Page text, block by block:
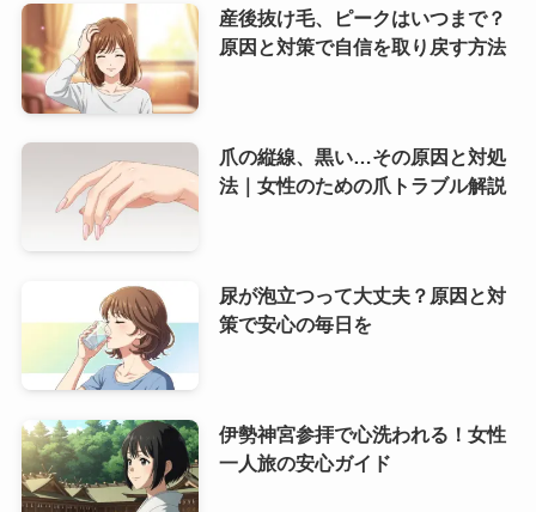
産後抜け毛、ピークはいつまで？
原因と対策で自信を取り戻す方法
爪の縦線、黒い…その原因と対処
法｜女性のための爪トラブル解説
尿が泡立つって大丈夫？原因と対
策で安心の毎日を
伊勢神宮参拝で心洗われる！女性
一人旅の安心ガイド